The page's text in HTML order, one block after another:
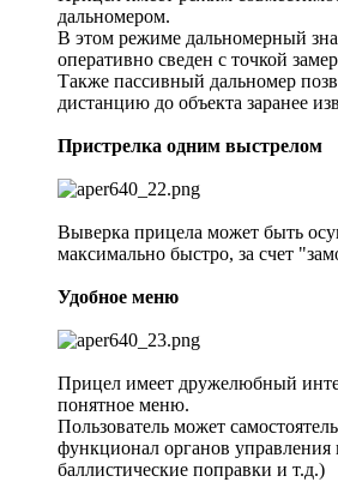
дальномером.
В этом режиме дальномерный
оперативно сведен с точкой
Также пассивный дальномер
дистанцию до объекта заранее
Пристрелка одним выстрелом
Выверка прицела может быть
максимально быстро, за счет
Удобное меню
Прицел имеет дружелюбный
понятное меню.
Пользователь может
функционал органов управления
баллистические поправки и т.д.)